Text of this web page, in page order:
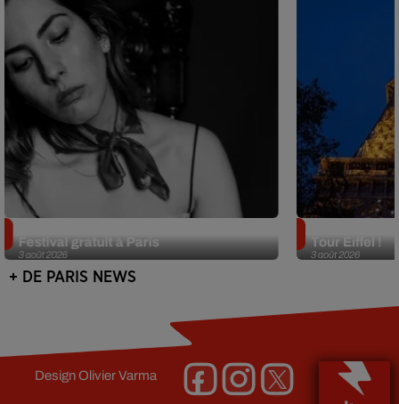
3 août 2026
Festival gratuit à Paris
3 août 2026
Tour Eiffel !
+ DE PARIS NEWS
DesignOlivier Varma